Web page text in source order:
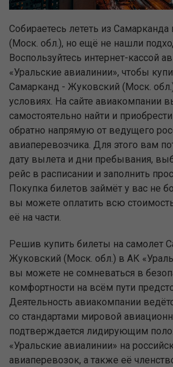
Собираетесь лететь из
(Моск. обл.), но ещё не нашли
Воспользуйтесь интернет-кассой
«Уральские авиалинии», чтобы
Самарканд - Жуковский (Моск.
условиях. На сайте авиакомпании
самостоятельно найти и
обратно напрямую от ведущего
авиаперевозчика. Для этого вам
дату вылета и дни пребывания,
рейс в расписании и заполнить
Покупка билетов займёт у вас не
вы можете оплатить всю
её на части.
Решив купить билеты на самолет
Жуковский (Моск. обл.) в АК
вы можете не сомневаться в
комфортности на всём пути
Деятельность авиакомпании
со стандартами мировой
подтверждается лидирующим
«Уральские авиалинии» на
авиаперевозок, а также её